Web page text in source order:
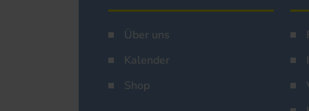
Über uns
Kalender
Shop